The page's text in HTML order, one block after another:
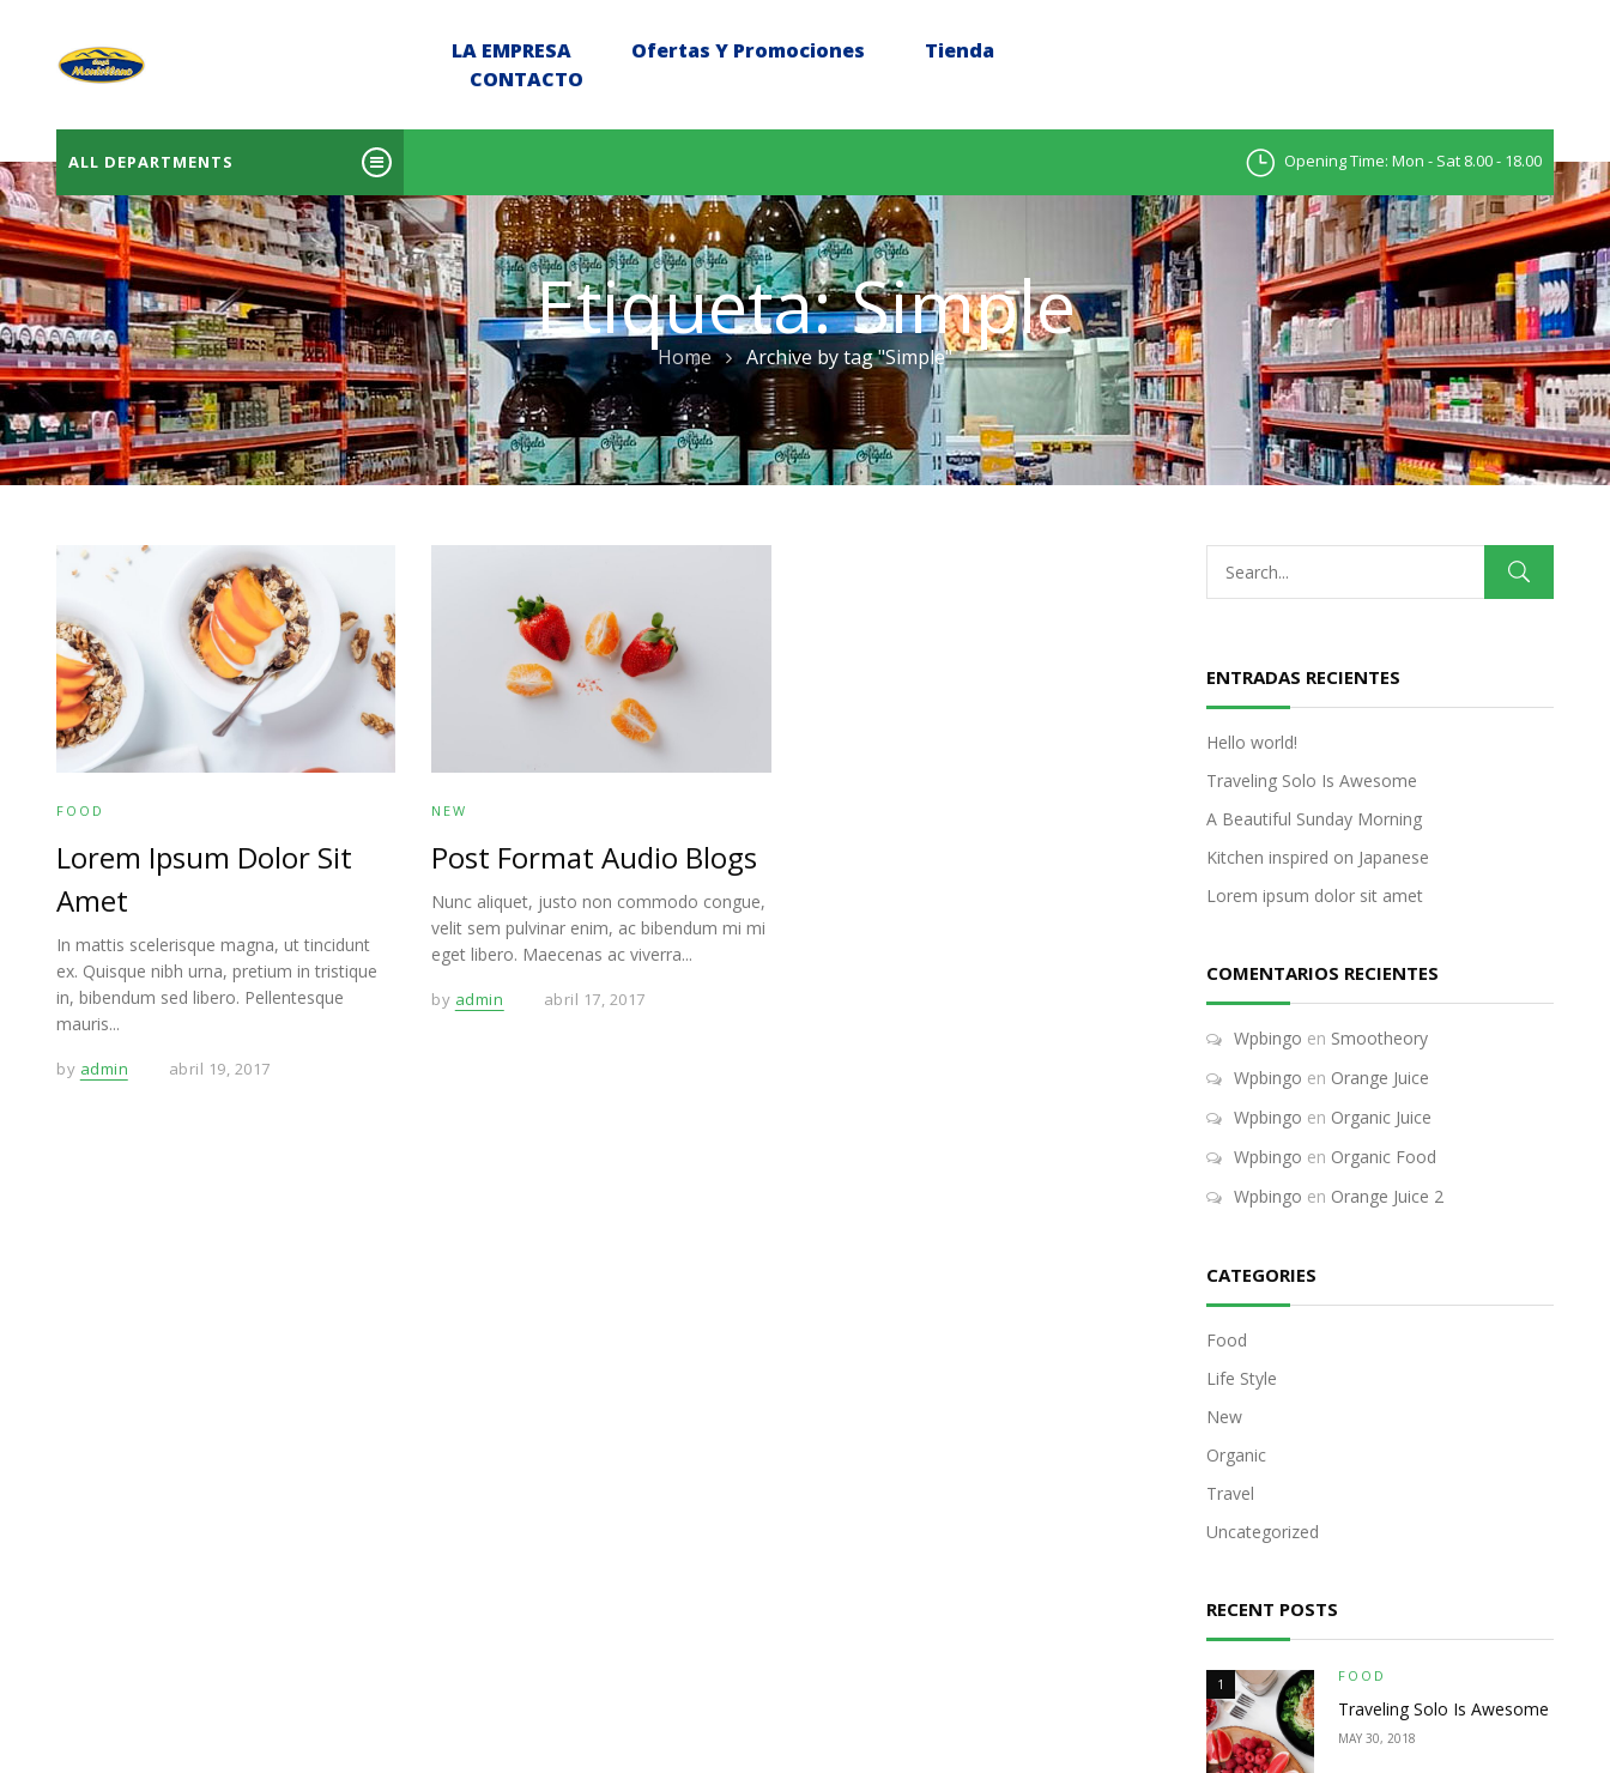
LA EMPRESA Ofertas Y Promociones
Tienda
CONTACTO
ALL DEPARTMENTS Opening Time: Mon - Sat 8.00 - 18.00
Etiqueta:Simple
Home Archive by tag "Simple"
FOOD
Lorem Ipsum Dolor Sit
Amet
In mattis scelerisque magna, ut tincidunt
ex. Quisque nibh urna, pretium in tristique
in, bibendum sed libero. Pellentesque
mauris...
by admin abril 19, 2017
NEW
Post Format Audio Blogs
Nunc aliquet, justo non commodo congue,
velit sem pulvinar enim, ac bibendum mi mi
eget libero. Maecenas ac viverra...
by admin abril 17, 2017
ENTRADAS RECIENTES
Hello world!
Traveling Solo Is Awesome
A Beautiful Sunday Morning
Kitchen inspired on Japanese
Lorem ipsum dolor sit amet
COMENTARIOS RECIENTES
Wpbingo en Smootheory
Wpbingo en Orange Juice
Wpbingo en Organic Juice
Wpbingo en Organic Food
Wpbingo en Orange Juice 2
CATEGORIES
Food
Life Style
New
Organic
Travel
Uncategorized
RECENT POSTS
1 FOOD
Traveling Solo Is Awesome
MAY 30, 2018